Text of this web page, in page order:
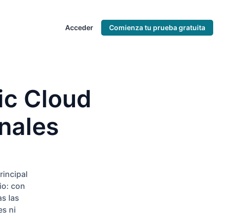
Acceder Comienza tu prueba gratuita
Cloud
con
las
ni